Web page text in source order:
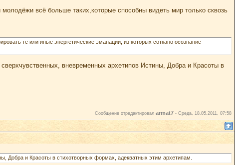
всё больше таких,которые способны видеть мир только сквозь
те или иные энергетические эманации, из которых соткано осознание
вневременных архетипов Истины, Добра и Красоты в
Сообщение отредактировал armat7 - Среда, 18.05.2011, 07:58
Добра и Красоты в стихотворных формах, адекватных этим архетипам.